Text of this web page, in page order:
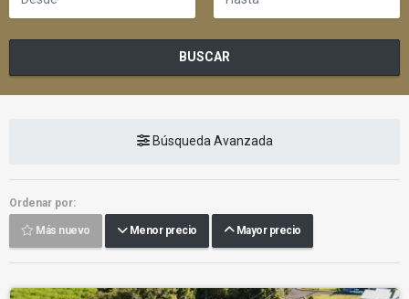
BUSCAR
Búsqueda Avanzada
Ordenar por:
Más nuevo Menor precio Mayor precio